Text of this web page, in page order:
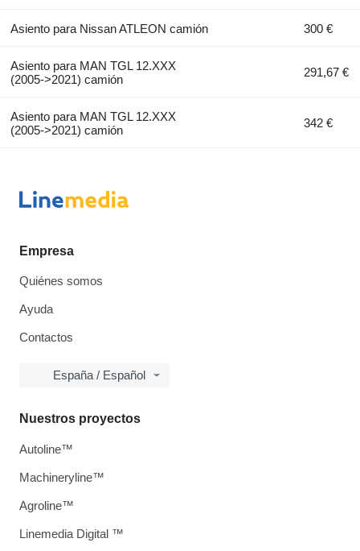
Asiento para Nissan ATLEON camión 300 €
Asiento para MAN TGL 12.XXX
(2005->2021) camión
291,67 €
Asiento para MAN TGL 12.XXX
(2005->2021) camión
342 €
Empresa
Quiénes somos
Ayuda
Contactos
España / Español
Nuestros proyectos
Autoline™
Machineryline™
Agroline™
Linemedia Digital ™